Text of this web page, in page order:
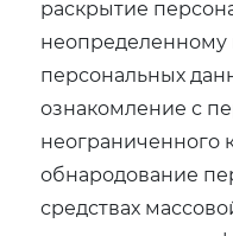
раскрытие
неопределенному
персональных
ознакомление с
неограниченного
обнародование
средствах